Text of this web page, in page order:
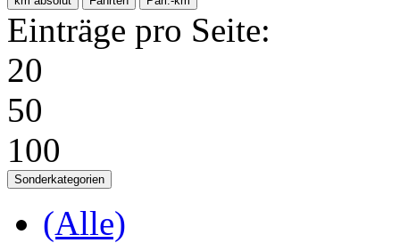
Einträge pro Seite:
20
50
100
Sonderkategorien
(Alle)